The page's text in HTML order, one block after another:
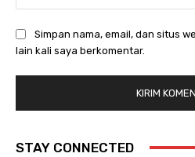
Simpan nama, email, dan situs
lain kali saya berkomentar.
STAY CONNECTED